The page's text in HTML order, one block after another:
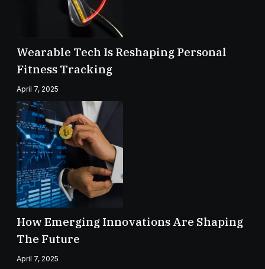
Wearable Tech Is Reshaping Personal
Fitness Tracking
April 7, 2025
How Emerging Innovations Are Shaping
The Future
April 7, 2025